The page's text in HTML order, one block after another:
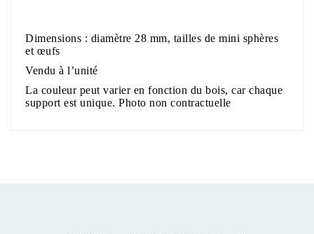
Dimensions : diamètre 28 mm, tailles de mini sphères
et œufs
Vendu à l’unité
La couleur peut varier en fonction du bois, car chaque
support est unique. Photo non contractuelle